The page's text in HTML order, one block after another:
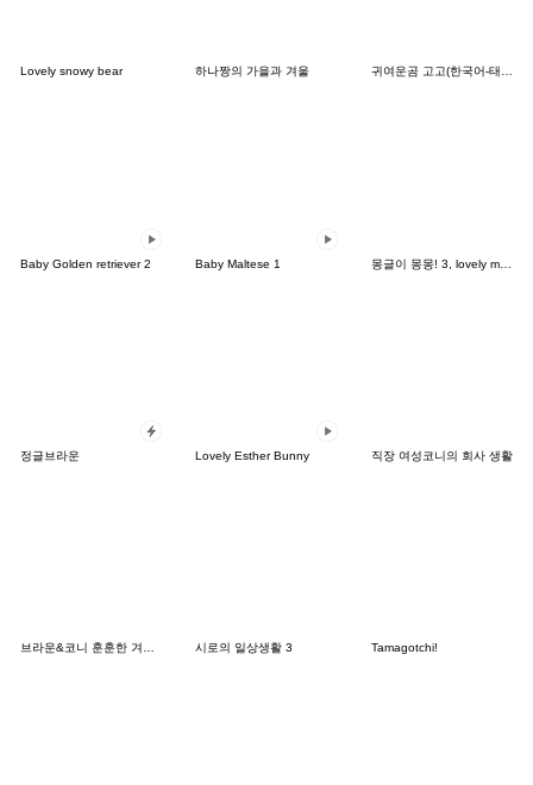
Lovely snowy bear 하나짱의 가을과 겨울 귀여운곰 고고(한국어-태국어)
Baby Golden retriever 2 Baby Maltese 1 몽글이 몽몽! 3, lovely mongmong
정글브라운 Lovely Esther Bunny 직장 여성코니의 회사 생활
브라운&코니 훈훈한 겨울 데이트 시로의 일상생활 3 Tamagotchi!